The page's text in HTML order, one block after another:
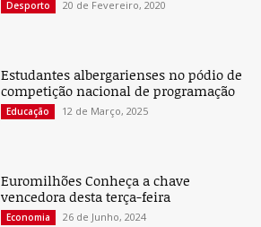
Desporto 20 de Fevereiro, 2020
Estudantes albergarienses no pódio de
competição nacional de programação
Educação 12 de Março, 2025
Euromilhões Conheça a chave
vencedora desta terça-feira
Economia 26 de Junho, 2024